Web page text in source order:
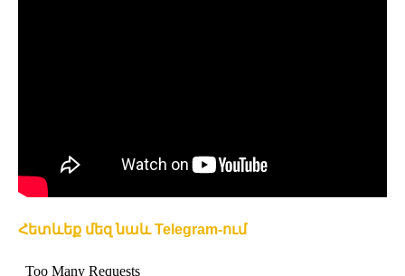
Հետևեք մեզ նաև Telegram-ում